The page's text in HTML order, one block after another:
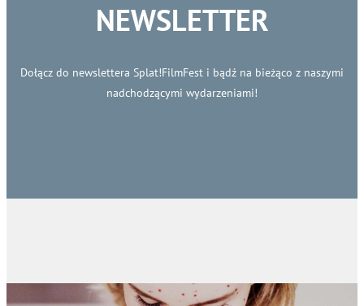
NEWSLETTER
Dołącz do newslettera Splat!FilmFest i bądź na bieżąco z naszymi
nadchodzącymi wydarzeniami!